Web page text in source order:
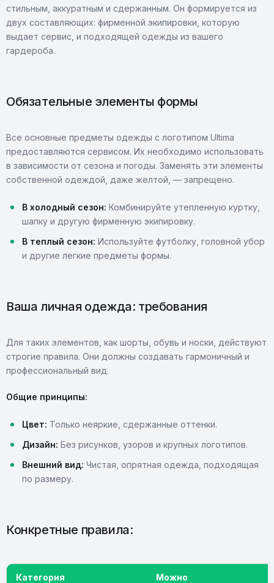
стильным, аккуратным и сдержанным. Он формируется из
двух составляющих: фирменной экипировки, которую
выдает сервис, и подходящей одежды из вашего
гардероба.
Обязательные элементы формы
Все основные предметы одежды с логотипом Ultima
предоставляются сервисом. Их необходимо использовать
в зависимости от сезона и погоды. Заменять эти элементы
собственной одеждой, даже желтой, — запрещено.
В холодный сезон: Комбинируйте утепленную куртку,
шапку и другую фирменную экипировку.
В теплый сезон: Используйте футболку, головной убор
и другие легкие предметы формы.
Ваша личная одежда: требования
Для таких элементов, как шорты, обувь и носки, действуют
строгие правила. Они должны создавать гармоничный и
профессиональный вид.
Общие принципы:
Цвет: Только неяркие, сдержанные оттенки.
Дизайн: Без рисунков, узоров и крупных логотипов.
Внешний вид: Чистая, опрятная одежда, подходящая
по размеру.
Конкретные правила:
Категория Можно